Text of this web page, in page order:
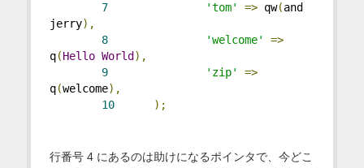
7
'tom' => qw(and
jerry),
8
'welcome'
=>
q(Hello World ),
9
'zip'
=>
q(welcome),
10
);
行番号 4 にあるのは助けになるポインタで、今どこ